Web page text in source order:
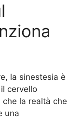
la sinestesia è
cervello
che la realtà che
una